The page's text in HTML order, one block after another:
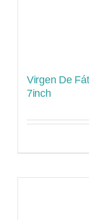
Virgen De
7inch